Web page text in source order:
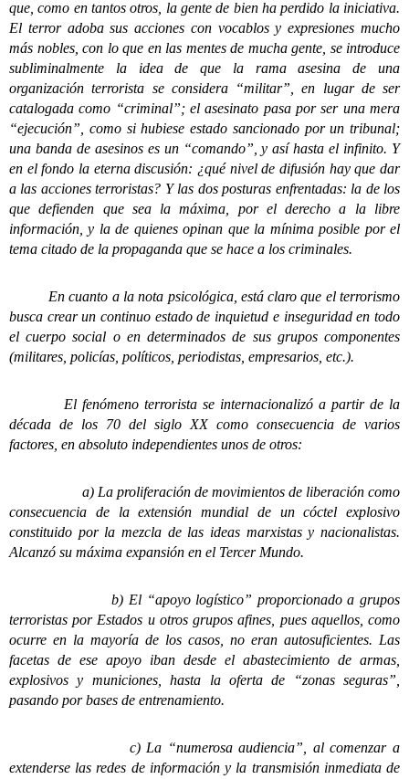
que, como en tantos otros, la gente de bien ha perdido la iniciativa.
El terror adoba sus acciones con vocablos y expresiones mucho
más nobles, con lo que en las mentes de mucha gente, se introduce
subliminalmente la idea de que la rama asesina de una
organización terrorista se considera “militar”, en lugar de ser
catalogada como “criminal”; el asesinato pasa por ser una mera
“ejecución”, como si hubiese estado sancionado por un tribunal;
una banda de asesinos es un “comando”, y así hasta el infinito. Y
en el fondo la eterna discusión: ¿qué nivel de difusión hay que dar
a las acciones terroristas? Y las dos posturas enfrentadas: la de los
que defienden que sea la máxima, por el derecho a la libre
información, y la de quienes opinan que la mínima posible por el
tema citado de la propaganda que se hace a los criminales.
En cuanto a la nota psicológica, está claro que el terrorismo
busca crear un continuo estado de inquietud e inseguridad en todo
el cuerpo social o en determinados de sus grupos componentes
(militares, policías, políticos, periodistas, empresarios, etc.).
El fenómeno terrorista se internacionalizó a partir de la
década de los 70 del siglo XX como consecuencia de varios
factores, en absoluto independientes unos de otros:
a) La proliferación de movimientos de liberación como
consecuencia de la extensión mundial de un cóctel explosivo
constituido por la mezcla de las ideas marxistas y nacionalistas.
Alcanzó su máxima expansión en el Tercer Mundo.
b) El “apoyo logístico” proporcionado a grupos
terroristas por Estados u otros grupos afines, pues aquellos, como
ocurre en la mayoría de los casos, no eran autosuficientes. Las
facetas de ese apoyo iban desde el abastecimiento de armas,
explosivos y municiones, hasta la oferta de “zonas seguras”,
pasando por bases de entrenamiento.
c) La “numerosa audiencia”, al comenzar a
extenderse las redes de información y la transmisión inmediata de